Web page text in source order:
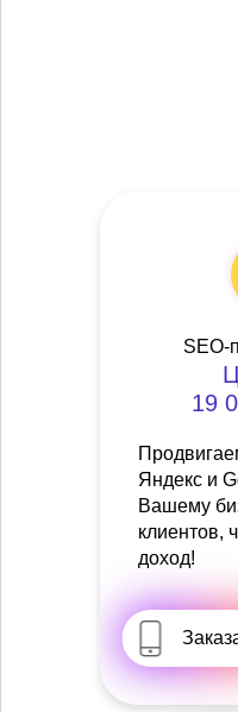
SEO-
19
Яндекс и
Вашему
клиентов,
доход!